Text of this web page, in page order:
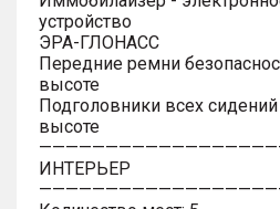
устройство
ЭРА-ГЛОНАСС
Передние ремни
высоте
Подголовники всех
высоте
ИНТЕРЬЕР